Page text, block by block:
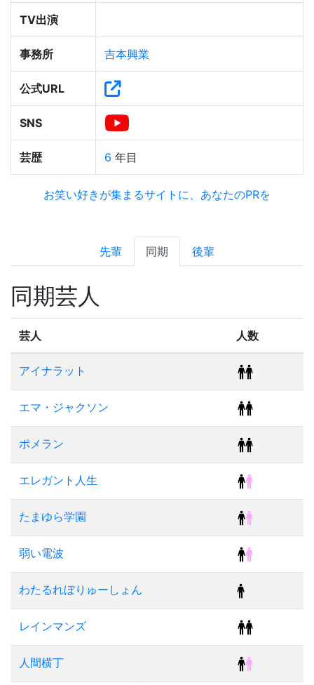
TV出演
事務所 吉本興業
公式URL
SNS
芸歴 6 年目
お笑い好きが集まるサイトに、あなたのPRを
先輩 同期 後輩
同期芸人
芸人 人数
アイナラット
エマ・ジャクソン
ポメラン
エレガント人生
たまゆら学園
弱い電波
わたるれぼりゅーしょん
レインマンズ
人間横丁